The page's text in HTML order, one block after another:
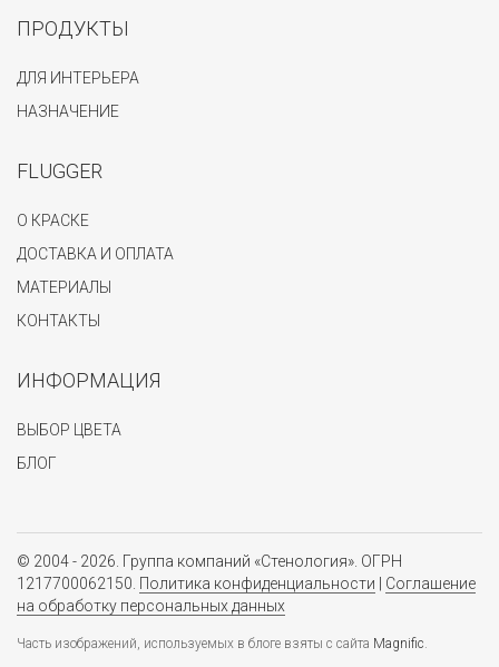
ПРОДУКТЫ
ДЛЯ ИНТЕРЬЕРА
НАЗНАЧЕНИЕ
FLUGGER
О КРАСКЕ
ДОСТАВКА И ОПЛАТА
МАТЕРИАЛЫ
КОНТАКТЫ
ИНФОРМАЦИЯ
ВЫБОР ЦВЕТА
БЛОГ
© 2004 - 2026. Группа компаний «Стенология». ОГРН
1217700062150. Политика конфиденциальности
Соглашение
на обработку персональных данных
Часть изображений, используемых в блоге взяты с сайта Magnific.